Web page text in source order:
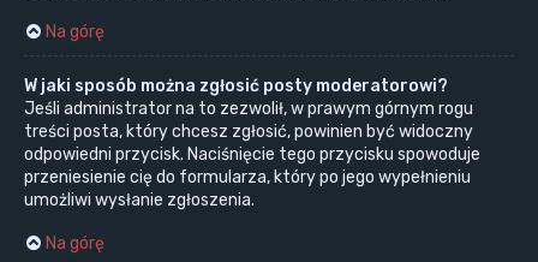
Na górę
W jaki sposób można zgłosić posty moderatorowi?
Jeśli administrator na to zezwolił, w prawym górnym rogu
treści posta, który chcesz zgłosić, powinien być widoczny
odpowiedni przycisk. Naciśnięcie tego przycisku spowoduje
przeniesienie cię do formularza, który po jego wypełnieniu
umożliwi wysłanie zgłoszenia.
Na górę